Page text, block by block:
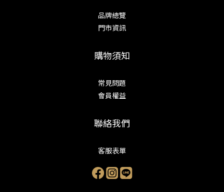
品牌總覽
門市資訊
購物須知
常見問題
會員權益
聯絡我們
客服表單